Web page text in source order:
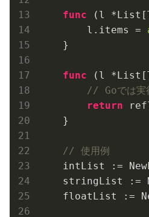
func (l
        l.items =
    }
func (l
// Goでは実
return
    }
// 使用例
intList :=
stringList :=
floatList :=